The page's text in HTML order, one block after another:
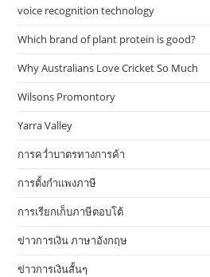
voice recognition technology
Which brand of plant protein is good?
Why Australians Love Cricket So Much
Wilsons Promontory
Yarra Valley
การคว่ำบาตรทางการค้า
การตั้งกำแพงภาษี
การเรียกเก็บภาษีตอบโต้
ข่าวการเงิน ภาษาอังกฤษ
ข่าวการเงินสั้นๆ